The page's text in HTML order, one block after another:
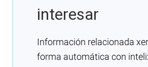
interesar
Información relacionada
forma automática con